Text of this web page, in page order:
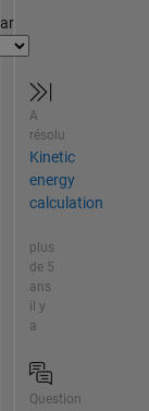
A
résolu
Kinetic
energy
calculation
plus
de 5
ans
il y
a
Question